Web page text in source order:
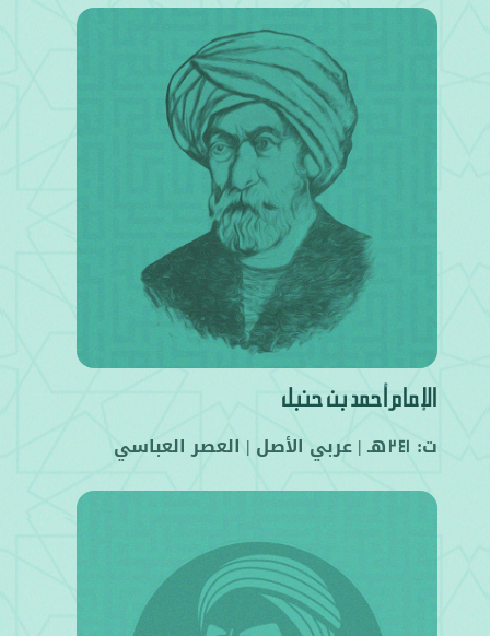
الإمام أحمد بن حنبل
ت: 241هـ |عربي الأصل |العصر العباسي